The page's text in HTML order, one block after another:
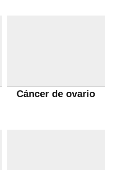
Cáncer de ovario